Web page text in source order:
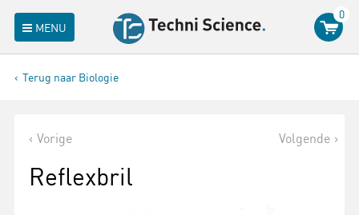
MENU
0
Terug naar Biologie
Vorige Volgende
Reflexbril